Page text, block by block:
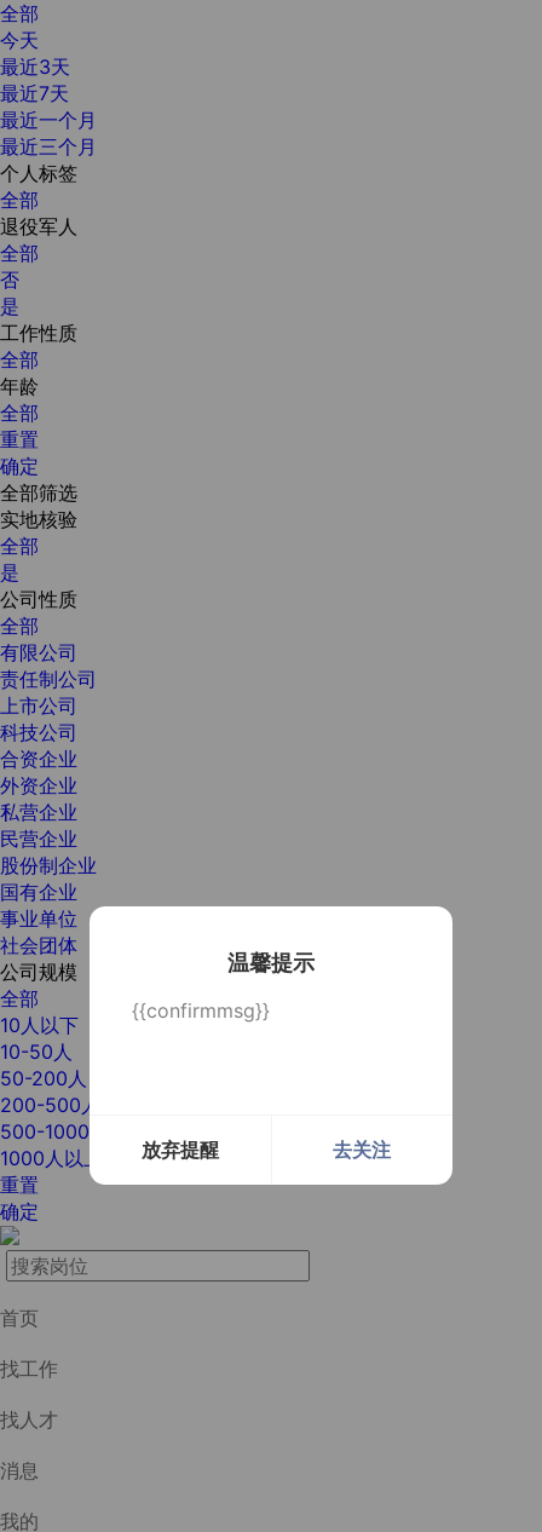
温馨提示
{{confirmmsg}}
放弃提醒 去关注
全部
今天
最近3天
最近7天
最近一个月
最近三个月
个人标签
全部
退役军人
全部
否
是
工作性质
全部
年龄
全部
重置
确定
全部筛选
实地核验
全部
是
公司性质
全部
有限公司
责任制公司
上市公司
科技公司
合资企业
外资企业
私营企业
民营企业
股份制企业
国有企业
事业单位
社会团体
公司规模
全部
10人以下
10-50人
50-200人
200-500人
500-1000人
1000人以上
重置
确定
首页
找工作
找人才
消息
我的